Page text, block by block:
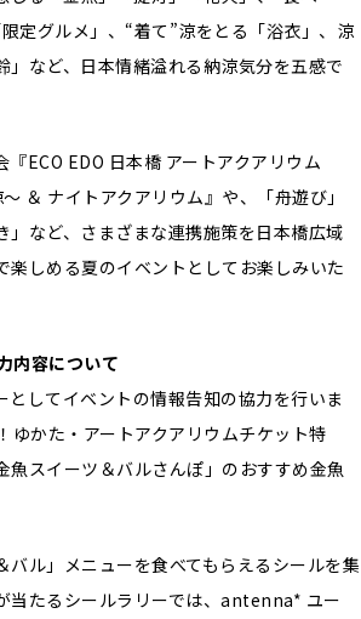
定グルメ」、“着て”涼をとる「浴衣」、涼
」など、日本情緒溢れる納涼気分を五感で
『ECO EDO 日本橋 アートアクアリウム
＆ ナイトアクアリウム』や、「舟遊び」
」など、さまざまな連携施策を日本橋広域
楽しめる夏のイベントとしてお楽しみいた
容について
としてイベントの情報告知の協力を行いま
ゆかた・アートアクアリウムチケット特
魚スイーツ＆バルさんぽ」のおすすめ金魚
バル」メニューを食べてもらえるシールを集
当たるシールラリーでは、antenna* ユー